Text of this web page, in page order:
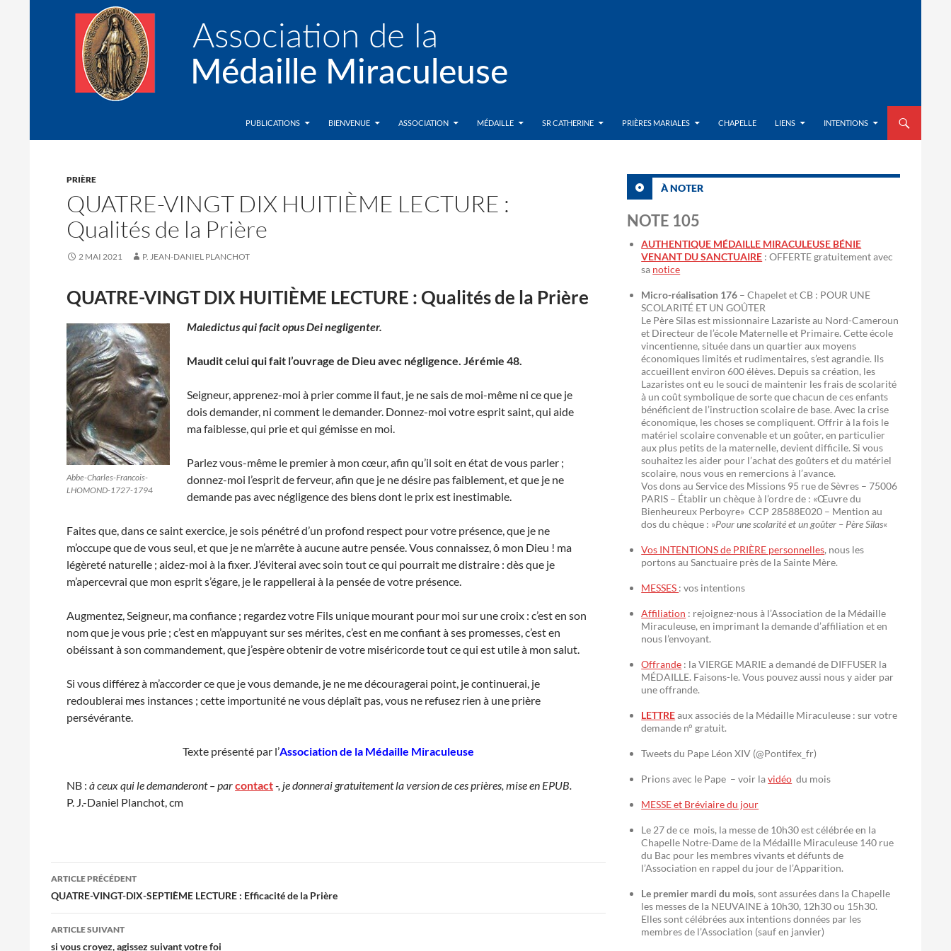
Association de la Médaille MiraculeusePUBLICATIONS
BIENVENUE ASSOCIATION MÉDAILLE SR CATHERINE PRIÈRES MARIALES CHAPELLE LIENS INTENTIONS
PRIÈRE
QUATRE-VINGT DIX HUITIÈME LECTURE :
Qualités de la Prière
2 MAI 2021 P. JEAN-DANIEL PLANCHOT
QUATRE-VINGT DIX HUITIÈME LECTURE : Qualités de la Prière
Abbe-Charles-Francois-
LHOMOND-1727-1794
Maledictus qui facit opus Dei negligenter.
Maudit celui qui fait l’ouvrage de Dieu avec négligence. Jérémie 48.
Seigneur, apprenez-moi à prier comme il faut, je ne sais de moi-même ni ce que je
dois demander, ni comment le demander. Donnez-moi votre esprit saint, qui aide
ma faiblesse, qui prie et qui gémisse en moi.
Parlez vous-même le premier à mon cœur, afin qu’il soit en état de vous parler ;
donnez-moi l’esprit de ferveur, afin que je ne désire pas faiblement, et que je ne
demande pas avec négligence des biens dont le prix est inestimable.
Faites que, dans ce saint exercice, je sois pénétré d’un profond respect pour votre présence, que je ne
m’occupe que de vous seul, et que je ne m’arrête à aucune autre pensée. Vous connaissez, ô mon Dieu ! ma
légèreté naturelle ; aidez-moi à la fixer. J’éviterai avec soin tout ce qui pourrait me distraire : dès que je
m’apercevrai que mon esprit s’égare, je le rappellerai à la pensée de votre présence.
Augmentez, Seigneur, ma confiance ; regardez votre Fils unique mourant pour moi sur une croix : c’est en son
nom que je vous prie ; c’est en m’appuyant sur ses mérites, c’est en me confiant à ses promesses, c’est en
obéissant à son commandement, que j’espère obtenir de votre miséricorde tout ce qui est utile à mon salut.
Si vous différez à m’accorder ce que je vous demande, je ne me découragerai point, je continuerai, je
redoublerai mes instances ; cette importunité ne vous déplaît pas, vous ne refusez rien à une prière
persévérante.
Texte présenté par l’Association de la Médaille Miraculeuse
NB :à ceux qui le demanderont – parcontact-, je donnerai gratuitement la version de ces prières, mise en EPUB.
P. J.-Daniel Planchot, cm
Navigation
des
articles
ARTICLE PRÉCÉDENT
QUATRE-VINGT-DIX-SEPTIÈME LECTURE : Efficacité de la Prière
ARTICLE SUIVANT
si vous croyez, agissez suivant votre foi
À NOTER
NOTE 105
AUTHENTIQUE MÉDAILLE MIRACULEUSE BÉNIE
VENANT DU SANCTUAIRE : OFFERTE gratuitement avec
sa notice
Micro-réalisation 176 – Chapelet et CB : POUR UNE
SCOLARITÉ ET UN GOÛTER
Le Père Silas est missionnaire Lazariste au Nord-Cameroun
et Directeur de l’école Maternelle et Primaire. Cette école
vincentienne, située dans un quartier aux moyens
économiques limités et rudimentaires, s’est agrandie. Ils
accueillent environ 600 élèves. Depuis sa création, les
Lazaristes ont eu le souci de maintenir les frais de scolarité
à un coût symbolique de sorte que chacun de ces enfants
bénéficient de l’instruction scolaire de base. Avec la crise
économique, les choses se compliquent. Offrir à la fois le
matériel scolaire convenable et un goûter, en particulier
aux plus petits de la maternelle, devient difficile. Si vous
souhaitez les aider pour l’achat des goûters et du matériel
scolaire, nous vous en remercions à l’avance.
Vos dons au Service des Missions 95 rue de Sèvres – 75006
PARIS – Établir un chèque à l’ordre de : «Œuvre du
Bienheureux Perboyre» CCP 28588E020 – Mention au
dos du chèque : »Pour une scolarité et un goûter – Père Silas«
Vos INTENTIONS de PRIÈRE personnelles, nous les
portons au Sanctuaire près de la Sainte Mère.
MESSES : vos intentions
Affiliation : rejoignez-nous à l’Association de la Médaille
Miraculeuse, en imprimant la demande d’affiliation et en
nous l’envoyant.
Offrande : la VIERGE MARIE a demandé de DIFFUSER la
MÉDAILLE. Faisons-le. Vous pouvez aussi nous y aider par
une offrande.
LETTREaux associés de la Médaille Miraculeuse : sur votre
demande n° gratuit.
Tweets du Pape Léon XIV (@Pontifex_fr)
Prions avec le Pape – voir lavidéo du mois
MESSE et Bréviaire du jour
Le 27 de ce mois, la messe de 10h30 est célébrée en la
Chapelle Notre-Dame de la Médaille Miraculeuse 140 rue
du Bac pour les membres vivants et défunts de
l’Association en rappel du jour de l’Apparition.
Le premier mardi du mois, sont assurées dans la Chapelle
les messes de la NEUVAINE à 10h30, 12h30 ou 15h30.
Elles sont célébrées aux intentions données par les
membres de l’Association (sauf en janvier)